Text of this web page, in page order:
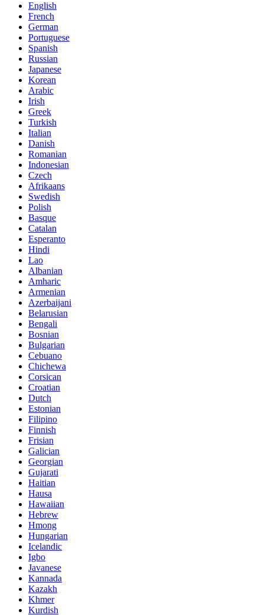
English
French
German
Portuguese
Spanish
Russian
Japanese
Korean
Arabic
Irish
Greek
Turkish
Italian
Danish
Romanian
Indonesian
Czech
Afrikaans
Swedish
Polish
Basque
Catalan
Esperanto
Hindi
Lao
Albanian
Amharic
Armenian
Azerbaijani
Belarusian
Bengali
Bosnian
Bulgarian
Cebuano
Chichewa
Corsican
Croatian
Dutch
Estonian
Filipino
Finnish
Frisian
Galician
Georgian
Gujarati
Haitian
Hausa
Hawaiian
Hebrew
Hmong
Hungarian
Icelandic
Igbo
Javanese
Kannada
Kazakh
Khmer
Kurdish